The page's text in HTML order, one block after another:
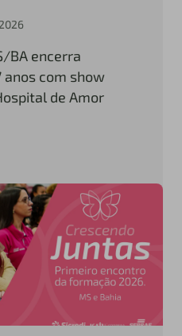
de Amor
2026
BA inicia formação